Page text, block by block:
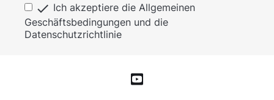
 Ich akzeptiere die Allgemeinen
Geschäftsbedingungen und die
Datenschutzrichtlinie